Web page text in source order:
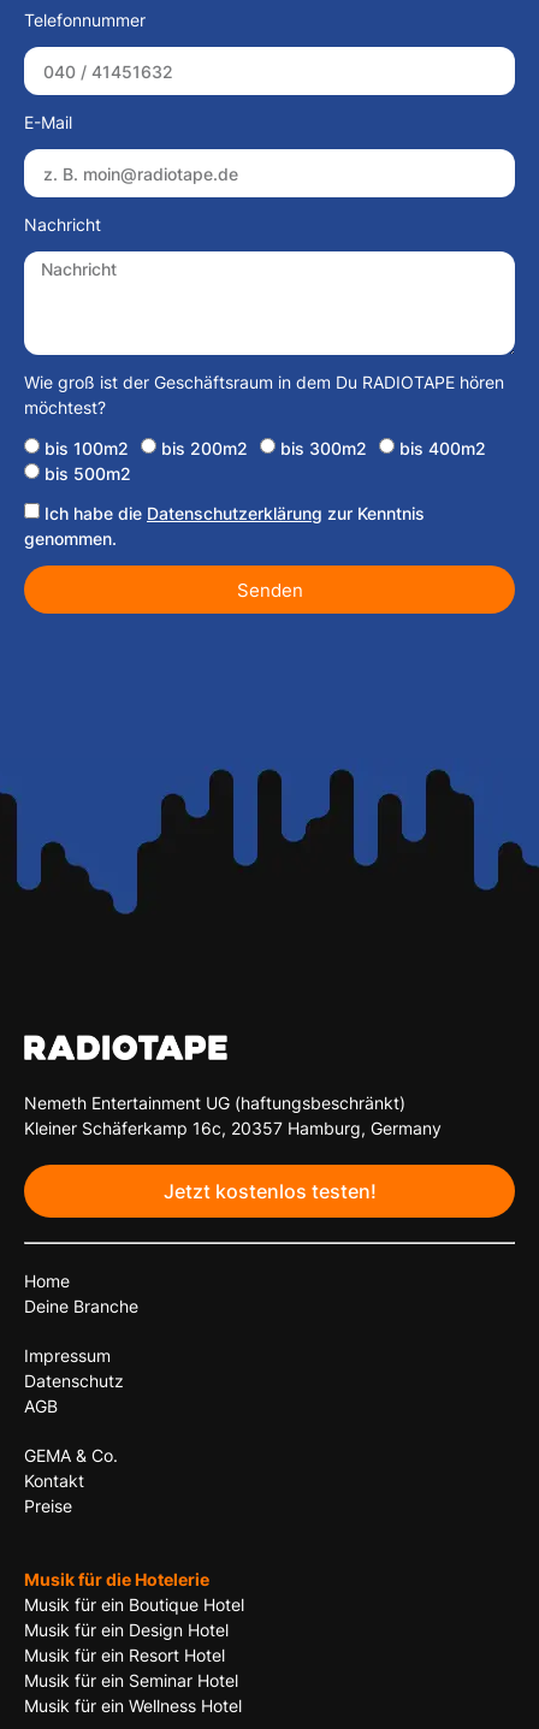
Telefonnummer
E-Mail
Nachricht
Wie groß ist der Geschäftsraum in dem Du RADIOTAPE hören
möchtest?
bis 100m2 bis 200m2 bis 300m2
bis 400m2
bis 500m2
Ich habe die Datenschutzerklärung zur Kenntnis
genommen.
Senden
Nemeth Entertainment UG (haftungsbeschränkt)
Kleiner Schäferkamp 16c, 20357 Hamburg, Germany
Jetzt kostenlos testen!
Home
Deine Branche
Impressum
Datenschutz
AGB
GEMA & Co.
Kontakt
Preise
Musik für die Hotelerie
Musik für ein Boutique Hotel
Musik für ein Design Hotel
Musik für ein Resort Hotel
Musik für ein Seminar Hotel
Musik für ein Wellness Hotel